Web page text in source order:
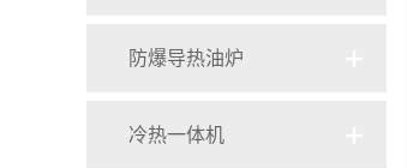
水式模温机
电加热导热油炉
导热油电加热器
防爆导热油炉
冷热一体机